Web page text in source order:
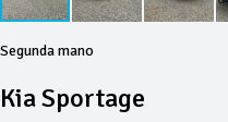
Segunda mano
Kia Sportage